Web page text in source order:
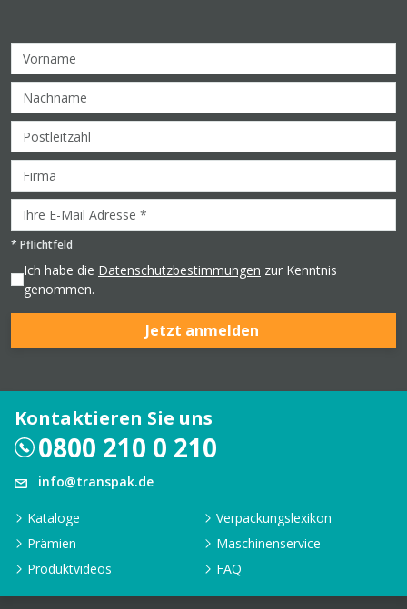
* Pflichtfeld
Ich habe die Datenschutzbestimmungen zur Kenntnis
genommen.
Jetzt anmelden
Kontaktieren Sie uns
0800 210 0 210
info@transpak.de
Kataloge
Verpackungslexikon
Prämien
Maschinenservice
Produktvideos
FAQ